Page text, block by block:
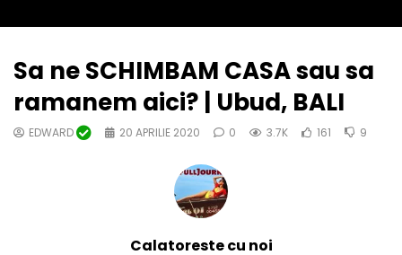
Sa ne SCHIMBAM CASA sau sa
ramanem aici? | Ubud, BALI
EDWARD 20 APRILIE 2020 0 3.7K 161 9
Calatoreste cu noi